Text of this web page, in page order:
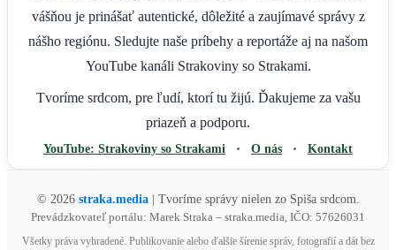
vášňou je prinášať autentické, dôležité a zaujímavé správy z
nášho regiónu. Sledujte naše príbehy a reportáže aj na našom
YouTube kanáli Strakoviny so Strakami.
Tvoríme srdcom, pre ľudí, ktorí tu žijú. Ďakujeme za vašu
priazeň a podporu.
YouTube: Strakoviny so Strakami • O nás • Kontakt
© 2026 straka.media| Tvoríme správy nielen zo Spiša srdcom.
Prevádzkovateľ portálu: Marek Straka – straka.media, IČO: 57626031
Všetky práva vyhradené. Publikovanie alebo ďalšie šírenie správ, fotografií a dát bez